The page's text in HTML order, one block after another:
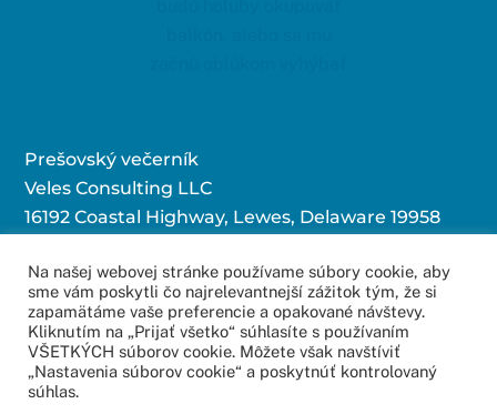
Prešovský večerník
Veles Consulting LLC
16192 Coastal Highway, Lewes, Delaware 19958
Kontaktujte nás:
redakcia@povecernik.sk
Na našej webovej stránke používame súbory cookie, aby
sme vám poskytli čo najrelevantnejší zážitok tým, že si
zapamätáme vaše preferencie a opakované návštevy.
Kliknutím na „Prijať všetko“ súhlasíte s používaním
VŠETKÝCH súborov cookie. Môžete však navštíviť
„Nastavenia súborov cookie“ a poskytnúť kontrolovaný
súhlas.